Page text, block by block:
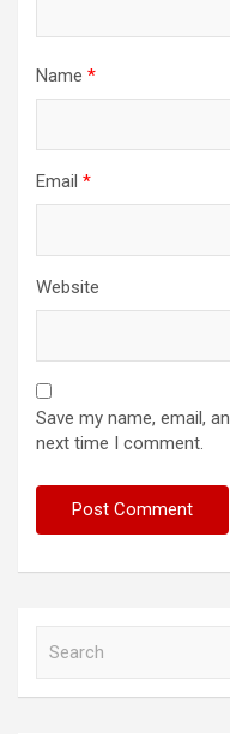
Name *
Email *
Website
Save my name, email,
next time I comment.